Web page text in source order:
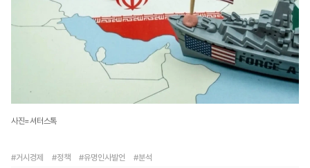
사진=셔터스톡
#거시경제 #정책 #유명인사발언 #분석